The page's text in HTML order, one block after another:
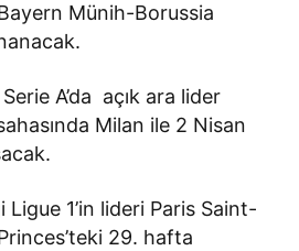
Münih-Borussia
A’da açık ara lider
Milan ile 2 Nisan
Ligue 1’in lideri Paris Saint-
29. hafta